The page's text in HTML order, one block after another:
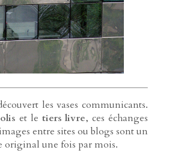
les vases communicants.
et le tiers livre, ces échanges
entre sites ou blogs sont un
original une fois par mois.